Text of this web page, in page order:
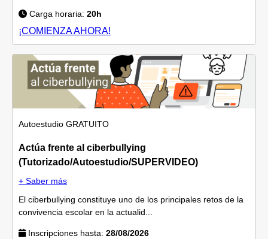
Carga horaria: 20h
¡COMIENZA AHORA!
Autoestudio GRATUITO
Actúa frente al ciberbullying
(Tutorizado/Autoestudio/SUPERVIDEO)
+ Saber más
El ciberbullying constituye uno de los principales retos de la
convivencia escolar en la actualid...
Inscripciones hasta: 28/08/2026